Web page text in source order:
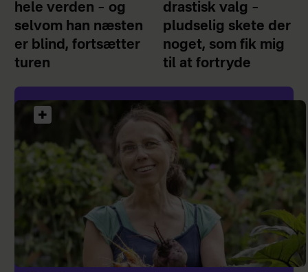
hele verden – og
selvom han næsten
er blind, fortsætter
turen
drastisk valg –
pludselig skete der
noget, som fik mig
til at fortryde